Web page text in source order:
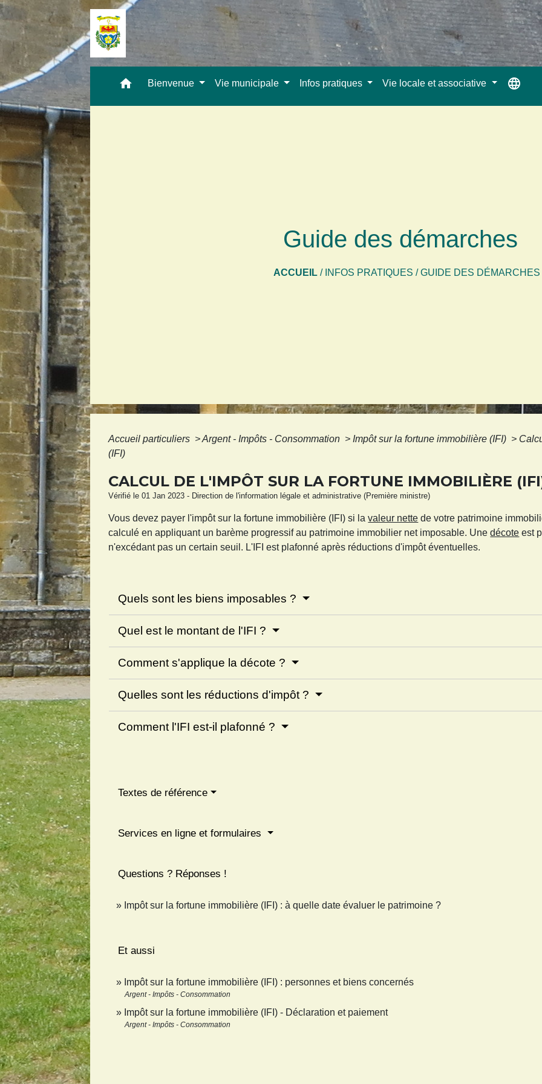
home Bienvenue Vie municipale Infos pratiques Vie locale et associative language
Guide des démarches
ACCUEIL/ INFOS PRATIQUES /GUIDE DES DÉMARCHES
Accueil particuliers > Argent - Impôts - Consommation > Impôt sur la fortune immobilière (IFI) >
(IFI)
CALCUL DE L'IMPÔT SUR LA FORTUNE IMMOBILIÈRE
Vérifié le 01 Jan 2023 - Direction de l'information légale et administrative (Première ministre)
Vous devez payer l'impôt sur la fortune immobilière (IFI) si lavaleur nette de votre patrimoine
calculé en appliquant un barème progressif au patrimoine immobilier net imposable. Unedécote est
n'excédant pas un certain seuil. L'IFI est plafonné après réductions d'impôt éventuelles.
Quels sont les biens imposables ?
Quel est le montant de l'IFI ?
Comment s'applique la décote ?
Quelles sont les réductions d'impôt ?
Comment l'IFI est-il plafonné ?
Textes de référence
Services en ligne et formulaires
Questions ? Réponses !
Impôt sur la fortune immobilière (IFI) : à quelle date évaluer le patrimoine ?
Et aussi
Impôt sur la fortune immobilière (IFI) : personnes et biens concernés
Argent - Impôts - Consommation
Impôt sur la fortune immobilière (IFI) - Déclaration et paiement
Argent - Impôts - Consommation